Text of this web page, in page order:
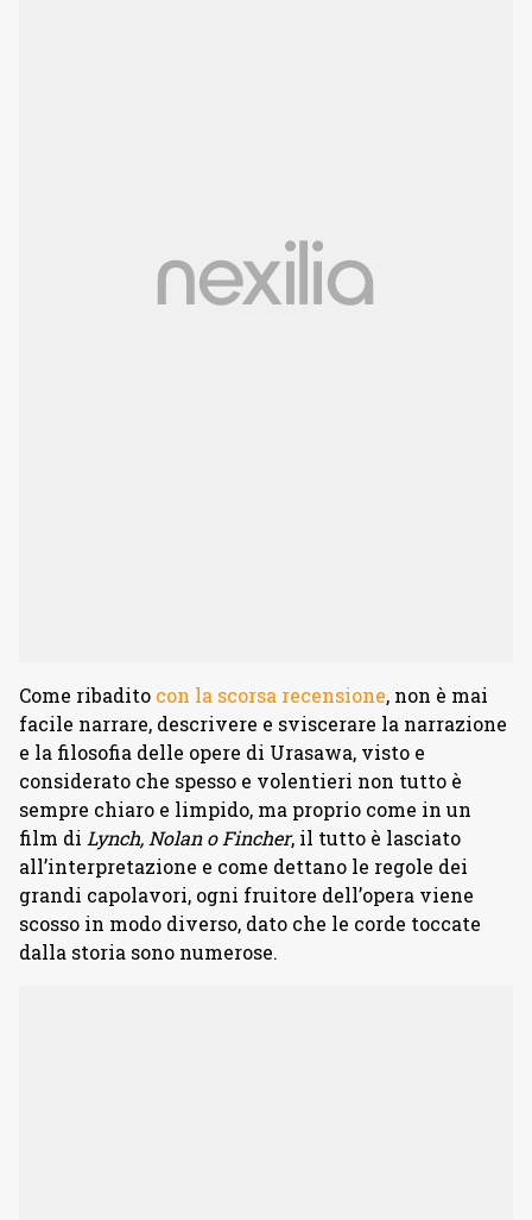
Come ribadito con la scorsa recensione, non è mai
facile narrare, descrivere e sviscerare la narrazione
e la filosofia delle opere di Urasawa, visto e
considerato che spesso e volentieri non tutto è
sempre chiaro e limpido, ma proprio come in un
film di Lynch, Nolan o Fincher, il tutto è lasciato
all’interpretazione e come dettano le regole dei
grandi capolavori, ogni fruitore dell’opera viene
scosso in modo diverso, dato che le corde toccate
dalla storia sono numerose.